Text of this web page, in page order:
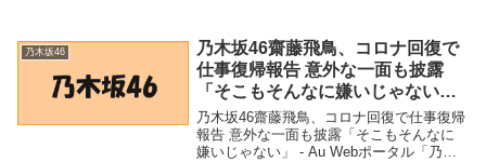
響「最高の写真」「可愛...
乃木坂46
乃木坂46齋藤飛鳥、コロナ回復で
仕事復帰報告 意外な一面も披露
「そこもそんなに嫌いじゃない」
– Au Webポータル
乃木坂46齋藤飛鳥、コロナ回復で仕事復帰
報告 意外な一面も披露「そこもそんなに
嫌いじゃない」 - Au Webポータル「乃木